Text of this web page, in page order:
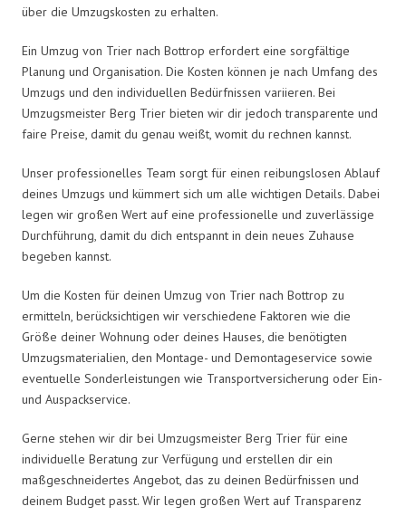
über die Umzugskosten zu erhalten.
Ein Umzug von Trier nach Bottrop erfordert eine sorgfältige
Planung und Organisation. Die Kosten können je nach Umfang des
Umzugs und den individuellen Bedürfnissen variieren. Bei
Umzugsmeister Berg Trier bieten wir dir jedoch transparente und
faire Preise, damit du genau weißt, womit du rechnen kannst.
Unser professionelles Team sorgt für einen reibungslosen Ablauf
deines Umzugs und kümmert sich um alle wichtigen Details. Dabei
legen wir großen Wert auf eine professionelle und zuverlässige
Durchführung, damit du dich entspannt in dein neues Zuhause
begeben kannst.
Um die Kosten für deinen Umzug von Trier nach Bottrop zu
ermitteln, berücksichtigen wir verschiedene Faktoren wie die
Größe deiner Wohnung oder deines Hauses, die benötigten
Umzugsmaterialien, den Montage- und Demontageservice sowie
eventuelle Sonderleistungen wie Transportversicherung oder Ein-
und Auspackservice.
Gerne stehen wir dir bei Umzugsmeister Berg Trier für eine
individuelle Beratung zur Verfügung und erstellen dir ein
maßgeschneidertes Angebot, das zu deinen Bedürfnissen und
deinem Budget passt. Wir legen großen Wert auf Transparenz